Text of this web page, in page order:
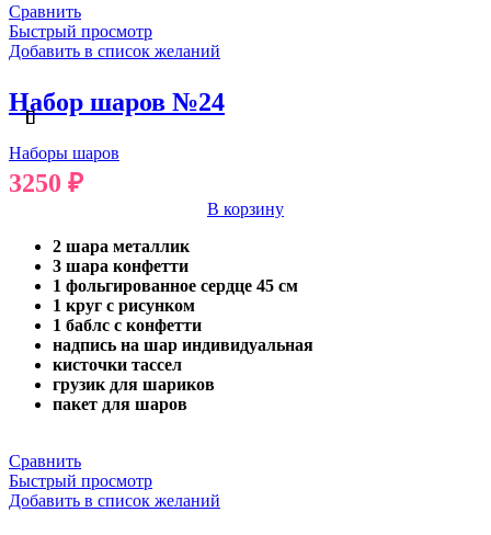
Сравнить
Быстрый просмотр
Добавить в список желаний
Набор шаров №24
Наборы шаров
3250 ₽
В корзину
2 шара металлик
3 шара конфетти
1 фольгированное сердце 45 см
1 круг с рисунком
1 баблс с конфетти
надпись на шар индивидуальная
кисточки тассел
грузик для шариков
пакет для шаров
Сравнить
Быстрый просмотр
Добавить в список желаний